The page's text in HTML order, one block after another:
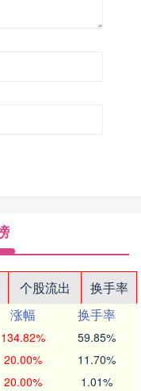
个股流出
换手率
涨幅
换手率
134.82% 59.85%
20.00% 11.70%
20.00% 1.01%